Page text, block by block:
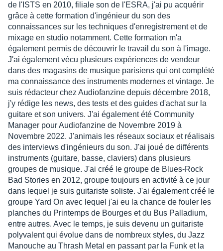
de l'ISTS en 2010, filiale son de l'ESRA, j'ai pu acquérir
grâce à cette formation d'ingénieur du son des
connaissances sur les techniques d'enregistrement et de
mixage en studio notamment. Cette formation m'a
également permis de découvrir le travail du son à l'image.
J'ai également vécu plusieurs expériences de vendeur
dans des magasins de musique parisiens qui ont complété
ma connaissance des instruments modernes et vintage. Je
suis rédacteur chez Audiofanzine depuis décembre 2018,
j'y rédige les news, des tests et des guides d'achat sur la
guitare et son univers. J'ai également été Community
Manager pour Audiofanzine de Novembre 2019 à
Novembre 2022. J'animais les réseaux sociaux et réalisais
des interviews d'ingénieurs du son. J'ai joué de différents
instruments (guitare, basse, claviers) dans plusieurs
groupes de musique. J'ai créé le groupe de Blues-Rock
Bad Stories en 2012, groupe toujours en activité à ce jour
dans lequel je suis guitariste soliste. J'ai également créé le
groupe Yard On avec lequel j'ai eu la chance de fouler les
planches du Printemps de Bourges et du Bus Palladium,
entre autres. Avec le temps, je suis devenu un guitariste
polyvalent qui évolue dans de nombreux styles, du Jazz
Manouche au Thrash Metal en passant par la Funk et la